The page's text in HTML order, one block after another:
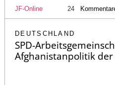
JF-Online 24
DEUTSCHLAND
SPD-
Afghanistanpolitik